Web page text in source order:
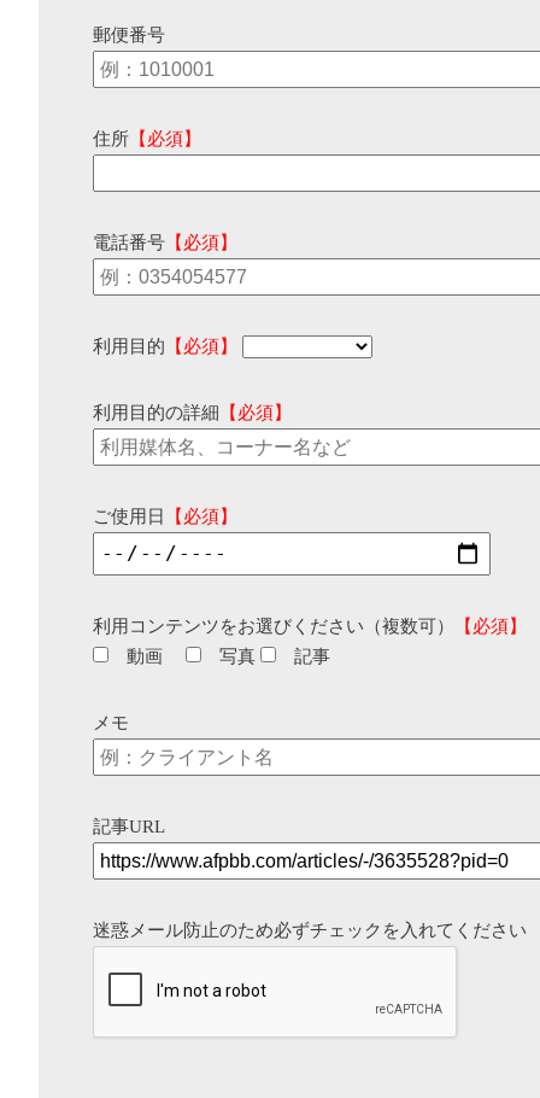
郵便番号
住所 【必須】
電話番号 【必須】
利用目的 【必須】
利用目的の詳細 【必須】
ご使用日 【必須】
利用コンテンツをお選びください（複数可）
【必須】
動画
写真 記事
メモ
記事URL
迷惑メール防止のため必ずチェックを入れてください